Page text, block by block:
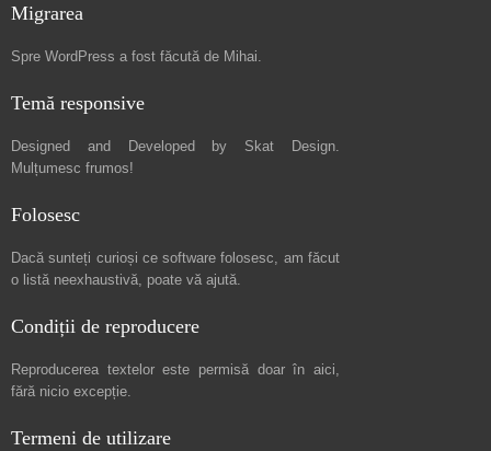
Migrarea
Spre WordPress a fost făcută de Mihai.
Temă responsive
Designed and Developed by Skat Design.
Mulțumesc frumos!
Folosesc
Dacă sunteți curioși ce software folosesc, am făcut
o listă neexhaustivă, poate vă ajută.
Condiții de reproducere
Reproducerea textelor este permisă doar în aici,
fără nicio excepție.
Termeni de utilizare